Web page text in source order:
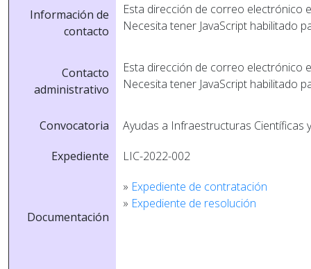
Información de
contacto
Esta dirección de correo electrónico
Necesita tener JavaScript habilitado
Contacto
administrativo
Esta dirección de correo electrónico
Necesita tener JavaScript habilitado
Convocatoria
Ayudas a Infraestructuras Científicas
Expediente
LIC-2022-002
Documentación
» Expediente de contratación
» Expediente de resolución